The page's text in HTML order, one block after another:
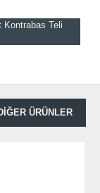
Teli
ÜRÜNLER